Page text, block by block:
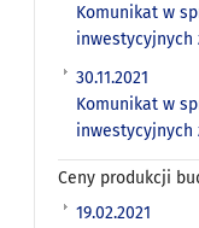
Komunikat w
inwestycyjnych
30.11.2021
Komunikat w
inwestycyjnych
Ceny produkcji
19.02.2021